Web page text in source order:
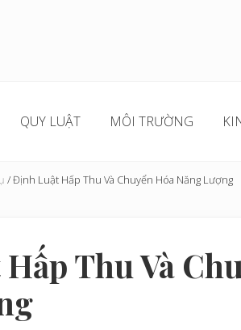
QUY LUẬT MÔI TRƯỜNG
/Định Luật Hấp Thu Và Chuyển Hóa Năng Lượng
Thu Và